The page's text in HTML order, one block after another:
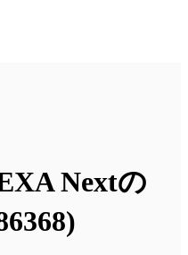
Nextの